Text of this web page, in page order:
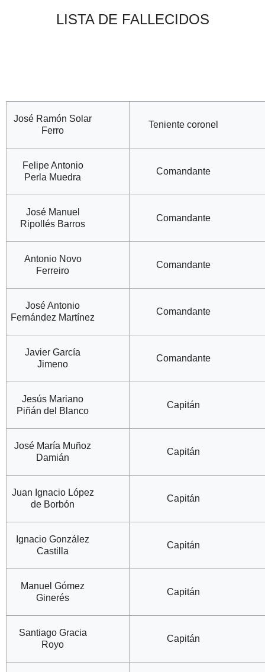
LISTA DE FALLECIDOS
José Ramón Solar
Ferro
Teniente coronel
Felipe Antonio
Perla Muedra
Comandante
José Manuel
Ripollés Barros
Comandante
Antonio Novo
Ferreiro
Comandante
José Antonio
Fernández Martínez
Comandante
Javier García
Jimeno
Comandante
Jesús Mariano
Piñán del Blanco
Capitán
José María Muñoz
Damián
Capitán
Juan Ignacio López
de Borbón
Capitán
Ignacio González
Castilla
Capitán
Manuel Gómez
Ginerés
Capitán
Santiago Gracia
Royo
Capitán